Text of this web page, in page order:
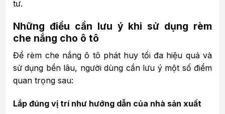
tư.
Những điều cần lưu ý khi sử dụng rèm
che nắng cho ô tô
Để rèm che nắng ô tô phát huy tối đa hiệu quả và
sử dụng bền lâu, người dùng cần lưu ý một số điểm
quan trọng sau:
Lắp đúng vị trí như hướng dẫn của nhà sản xuất